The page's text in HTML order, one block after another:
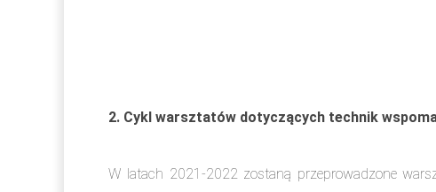
2. Cykl warsztatów dotyczących technik
W latach 2021-2022 zostaną przeprowadzone